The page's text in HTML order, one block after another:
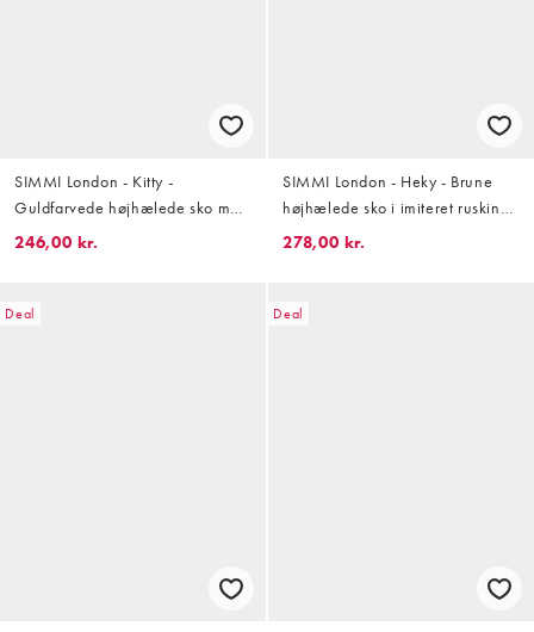
SIMMI London - Kitty -
Guldfarvede højhælede sko med
kilehæl
246,00 kr.
SIMMI London - Heky - Brune
højhælede sko i imiteret ruskind
med hælrem
278,00 kr.
Deal Deal